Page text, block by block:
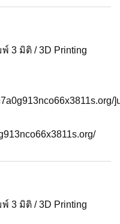
3 มิติ / 3D Printing
3 มิติ / 3D Printing